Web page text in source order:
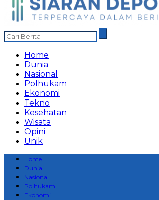
Home
Dunia
Nasional
Polhukam
Ekonomi
Tekno
Kesehatan
Wisata
Opini
Unik
Home
Dunia
Nasional
Polhukam
Ekonomi